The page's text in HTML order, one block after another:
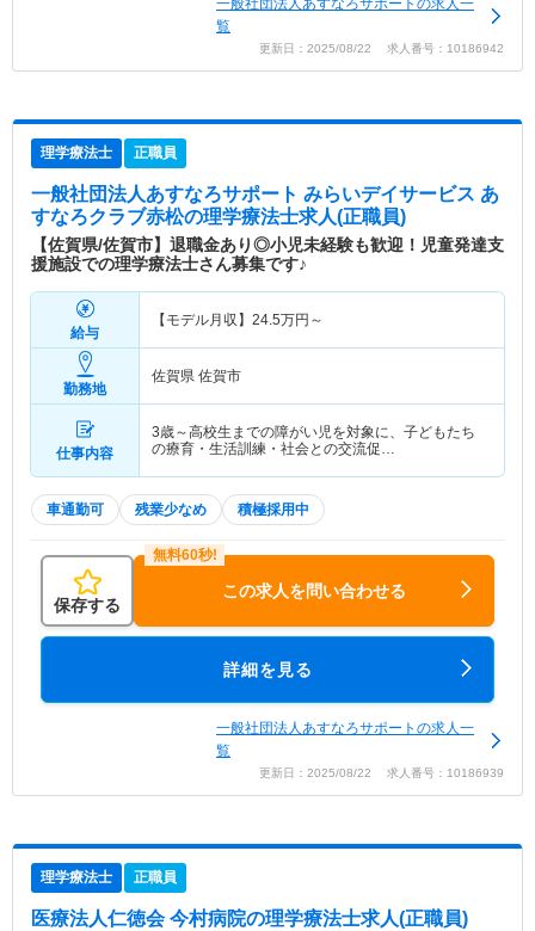
一般社団法人あすなろサポートの求人一
覧
更新日：2025/08/22 求人番号：10186942
理学療法士 正職員
一般社団法人あすなろサポート みらいデイサービス あ
すなろクラブ赤松の理学療法士求人(正職員)
【佐賀県/佐賀市】退職金あり◎小児未経験も歓迎！児童発達支
援施設での理学療法士さん募集です♪
給与
【モデル月収】 24.5万円～
勤務地
佐賀県 佐賀市
仕事内容
3歳～高校生までの障がい児を対象に、子どもたち
の療育・生活訓練・社会との交流促…
車通勤可 残業少なめ 積極採用中
保存する
この求人を問い合わせる
詳細を見る
一般社団法人あすなろサポートの求人一
覧
更新日：2025/08/22 求人番号：10186939
理学療法士 正職員
医療法人仁徳会 今村病院の理学療法士求人(正職員)